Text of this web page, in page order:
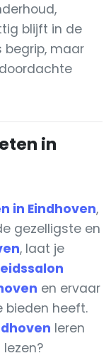
blijft in de
begrip, maar
in
in Eindhoven,
gezelligste en
, laat je
en ervaar
bieden heeft.
leren